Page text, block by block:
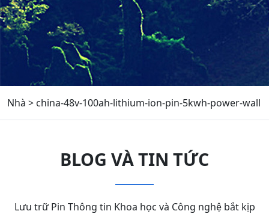
Nhà > china-48v-100ah-lithium-ion-pin-5kwh-power-wall
BLOG VÀ TIN TỨC
Lưu trữ Pin Thông tin Khoa học và Công nghệ bắt kịp